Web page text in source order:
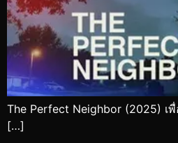
The Perfect Neighbor (2025) เ
[…]